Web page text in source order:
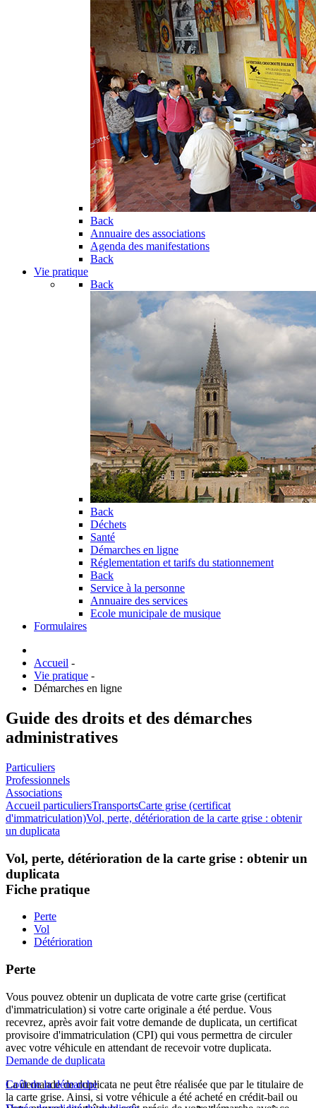
Back
Annuaire des associations
Agenda des manifestations
Back
Vie pratique
Back
Back
Déchets
Santé
Démarches en ligne
Réglementation et tarifs du stationnement
Back
Service à la personne
Annuaire des services
Ecole municipale de musique
Formulaires
Accueil -
Vie pratique -
Démarches en ligne
Guide des droits et des démarches
administratives
Particuliers
Professionnels
Associations
Accueil particuliersTransportsCarte grise (certificat
d'immatriculation)Vol, perte, détérioration de la carte grise : obtenir
un duplicata
Vol, perte, détérioration de la carte grise : obtenir un
duplicata
Fiche pratique
Perte
Vol
Détérioration
Perte
Vous pouvez obtenir un duplicata de votre carte grise (certificat
d'immatriculation) si votre carte originale a été perdue. Vous
recevrez, après avoir fait votre demande de duplicata, un certificat
provisoire d'immatriculation (CPI) qui vous permettra de circuler
avec votre véhicule en attendant de recevoir votre duplicata.
Demande de duplicata
La demande de duplicata ne peut être réalisée que par le titulaire de
la carte grise. Ainsi, si votre véhicule a été acheté en crédit-bail ou
Coût de la démarche